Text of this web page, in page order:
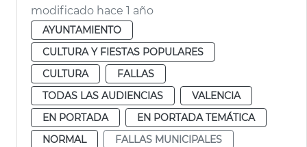
modificado hace 1 año
AYUNTAMIENTO
CULTURA Y FIESTAS POPULARES
CULTURA
FALLAS
TODAS LAS AUDIENCIAS
VALENCIA
EN PORTADA
EN PORTADA TEMÁTICA
NORMAL
FALLAS MUNICIPALES